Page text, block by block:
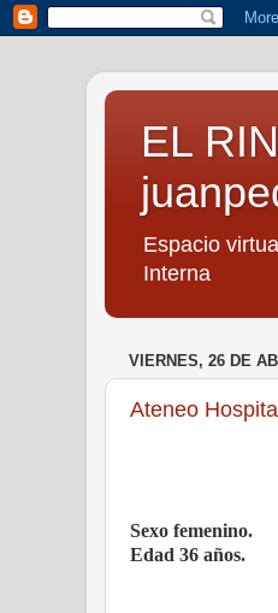
EL
Espacio
Interna
VIERNES, 26 DE
Ateneo
Sexo femenino.
Edad 36 años.